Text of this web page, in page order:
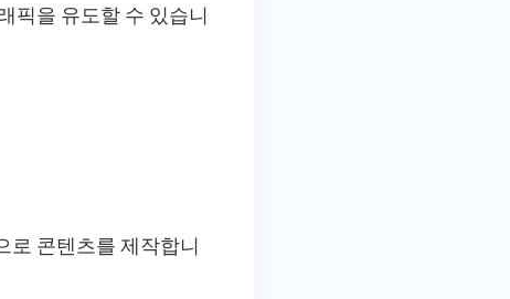
픽을 유도할 수 있습니
로 콘텐츠를 제작합니